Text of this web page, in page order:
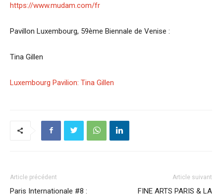
https://www.mudam.com/fr
Pavillon Luxembourg, 59ème Biennale de Venise :
Tina Gillen
Luxembourg Pavilion: Tina Gillen
Article précédent
Paris Internationale #8 :
Article suivant
FINE ARTS PARIS & LA